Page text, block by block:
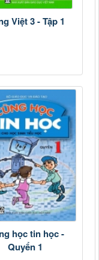
Việt 3 - Tập 1
học tin học -
Quyển 1